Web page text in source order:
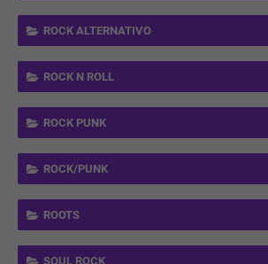
ROCK ALTERNATIVO
ROCK N ROLL
ROCK PUNK
ROCK/PUNK
ROOTS
SOUL ROCK